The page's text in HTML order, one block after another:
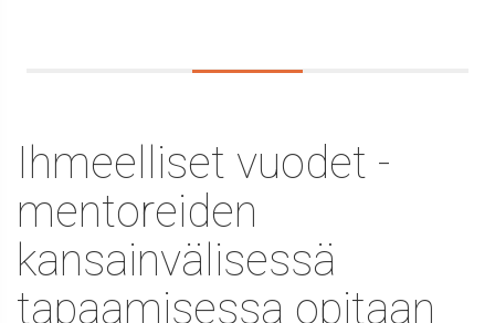
Ihmeelliset vuodet -
mentoreiden
kansainvälisessä
tapaamisessa opitaan